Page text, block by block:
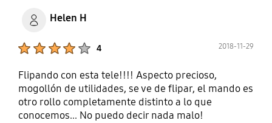
Helen H
4 2018-11-29
Flipando con esta tele!!!! Aspecto precioso,
mogollón de utilidades, se ve de flipar, el mando es
otro rollo completamente distinto a lo que
conocemos... No puedo decir nada malo!